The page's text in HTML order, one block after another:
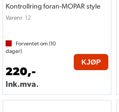
Kontrollring foran-MOPAR style
Varenr 12
Forventet om (10
dager)
220,-
Ink.mva.
KJØP